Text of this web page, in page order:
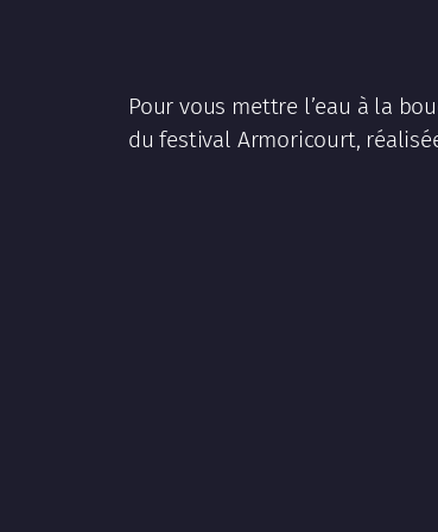
Pour vous mettre l’eau à la
du festival Armoricourt,